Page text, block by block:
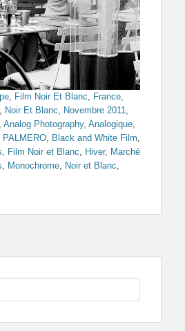
Film Noir Et Blanc France
Noir Et Blanc Novembre 2011
Analog Photography, Analogique
PALMERO Black and White Film
Film Noir et Blanc Hiver, Marché
Monochrome Noir et Blanc